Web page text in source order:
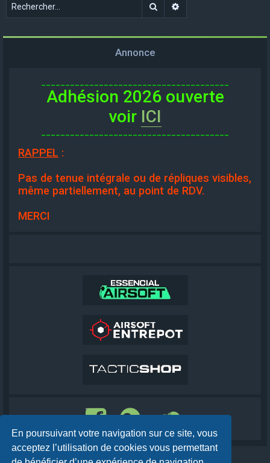
En poursuivant votre navigation sur ce site, vous
acceptez l’utilisation de cookies vous permettant
Rechercher
Annonce
Adhésion 2026 ouverte
voir ICI
RAPPEL :
Pas de tenue intégrale ou de répliques visibles,
même partiellement, au point de RDV.
MERCI